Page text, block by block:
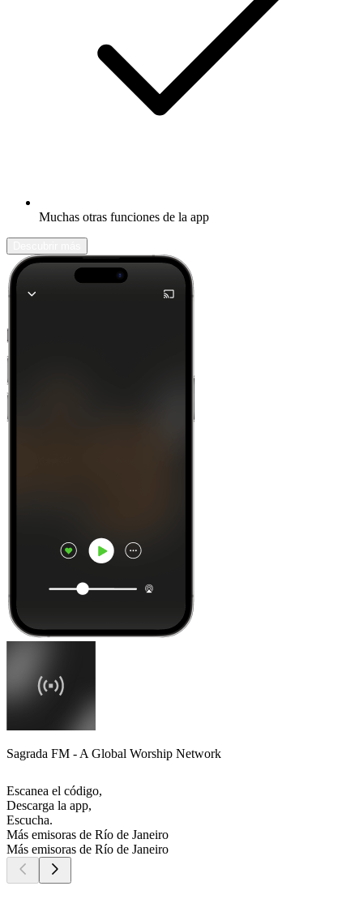
Muchas otras funciones de la app
Sagrada FM - A Global Worship Network
Escanea el código,
Descarga la app,
Escucha.
Más emisoras de Río de Janeiro
Más emisoras de Río de Janeiro